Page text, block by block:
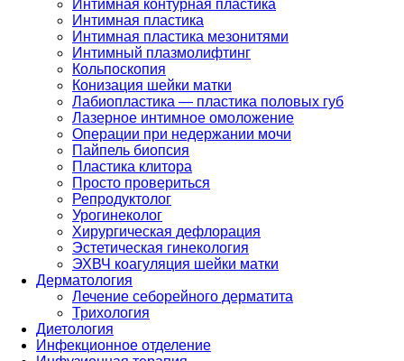
Интимная контурная пластика
Интимная пластика
Интимная пластика мезонитями
Интимный плазмолифтинг
Кольпоскопия
Конизация шейки матки
Лабиопластика — пластика половых губ
Лазерное интимное омоложение
Операции при недержании мочи
Пайпель биопсия
Пластика клитора
Просто провериться
Репродуктолог
Урогинеколог
Хирургическая дефлорация
Эстетическая гинекология
ЭХВЧ коагуляция шейки матки
Дерматология
Лечение себорейного дерматита
Трихология
Диетология
Инфекционное отделение